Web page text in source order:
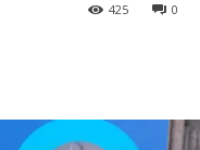
0
425